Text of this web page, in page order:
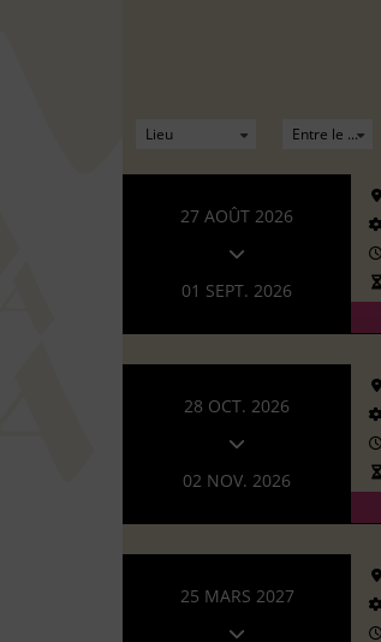
27 AOÛT 2026
01 SEPT. 2026
28 OCT. 2026
02 NOV. 2026
25 MARS 2027